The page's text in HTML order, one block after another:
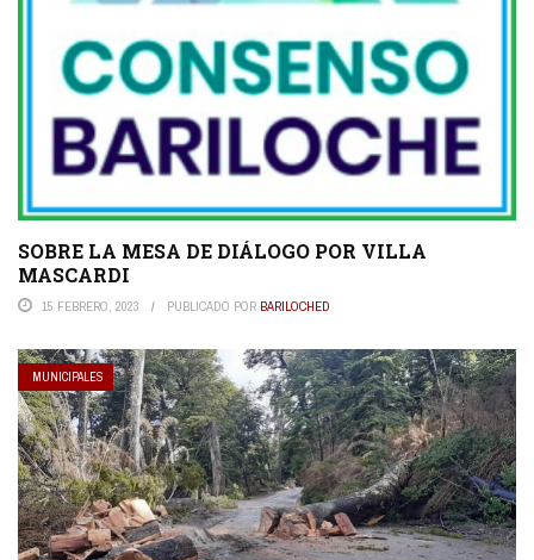
SOBRE LA MESA DE DIÁLOGO POR VILLA
MASCARDI
15 FEBRERO, 2023 PUBLICADO POR BARILOCHED
MUNICIPALES